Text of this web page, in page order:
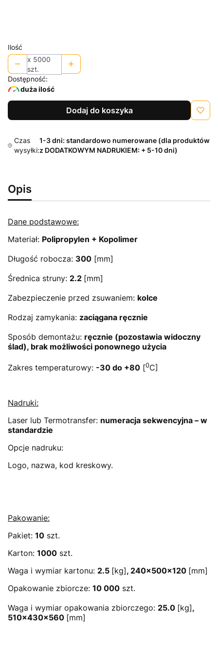
Ilość
x 5000
szt.
Dostępność:
duża ilość
Dodaj do koszyka
Czas
wysyłki:
1-3 dni: standardowo numerowane (dla produktów
z DODATKOWYM NADRUKIEM: + 5-10 dni)
Opis
Dane podstawowe:
Materiał: Polipropylen + Kopolimer
Długość robocza: 300 [mm]
Średnica struny: 2.2 [mm]
Zabezpieczenie przed zsuwaniem: kolce
Rodzaj zamykania: zaciągana ręcznie
Sposób demontażu: ręcznie (pozostawia widoczny
ślad), brak możliwości ponownego użycia
Zakres temperaturowy: -30 do +80 [0C]
Nadruki:
Laser lub Termotransfer: numeracja sekwencyjna – w
standardzie
Opcje nadruku:
Logo, nazwa, kod kreskowy.
Pakowanie:
Pakiet: 10 szt.
Karton: 1000 szt.
Waga i wymiar kartonu: 2.5 [kg], 240x500x120 [mm]
Opakowanie zbiorcze: 10 000 szt.
Waga i wymiar opakowania zbiorczego: 25.0 [kg],
510x430x560 [mm]